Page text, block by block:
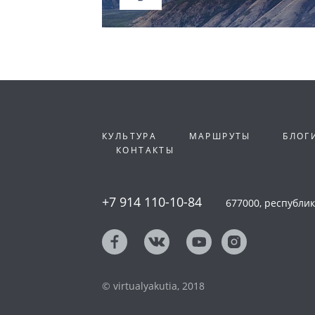
КУЛЬТУРА МАРШРУТЫ
КОНТАКТЫ
+7 914 110-10-84 677000,
© virtualyakutia, 2018